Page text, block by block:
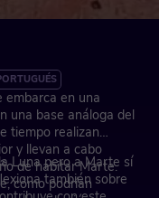
embarca en una
una base análoga del
tiempo realizan
y llevan a cabo
de habitar Marte.
cómo podrían
Luna pero a Marte sí
también sobre